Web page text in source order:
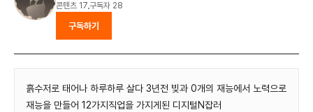
콘텐츠 17 구독자 28
구독하기
흙수저로 태어나 하루하루 살다 3년전 빚과 0개의 재능에서 노력으로
재능을 만들어 12가지직업을 가지게된 디지털N잡러